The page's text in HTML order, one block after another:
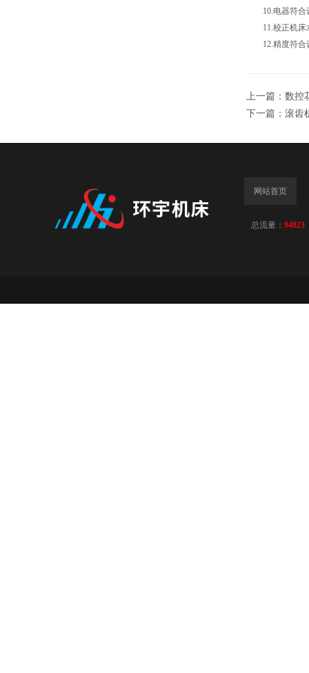
10.电器符合
11.校正机床
12.精度符合
上一篇： 数控
下一篇： 滚齿
网站首页
总流量： 94823